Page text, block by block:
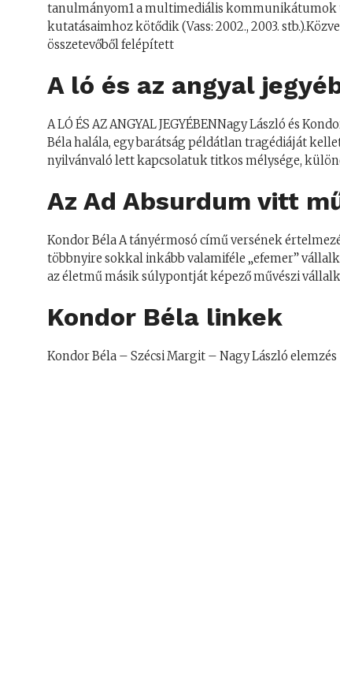
tanulmányom1 a multimediális
kutatásaimhoz kötődik (Vass: 2002., 2003.
összetevőből felépített
A ló és az angyal
A LÓ ÉS AZ ANGYAL JEGYÉBENNagy László és
Béla halála, egy barátság példátlan tragédiáját
nyilvánvaló lett kapcsolatuk titkos mélysége,
Az Ad Absurdum vitt
Kondor Béla A tányérmosó című versének
többnyire sokkal inkább valamiféle „efemer”
az életmű másik súlypontját képező művészi
Kondor Béla linkek
Kondor Béla – Szécsi Margit – Nagy László elemzés